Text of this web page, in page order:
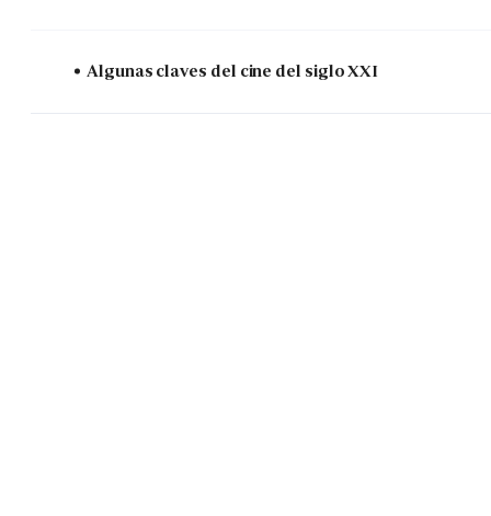
Algunas claves del cine del siglo XXI